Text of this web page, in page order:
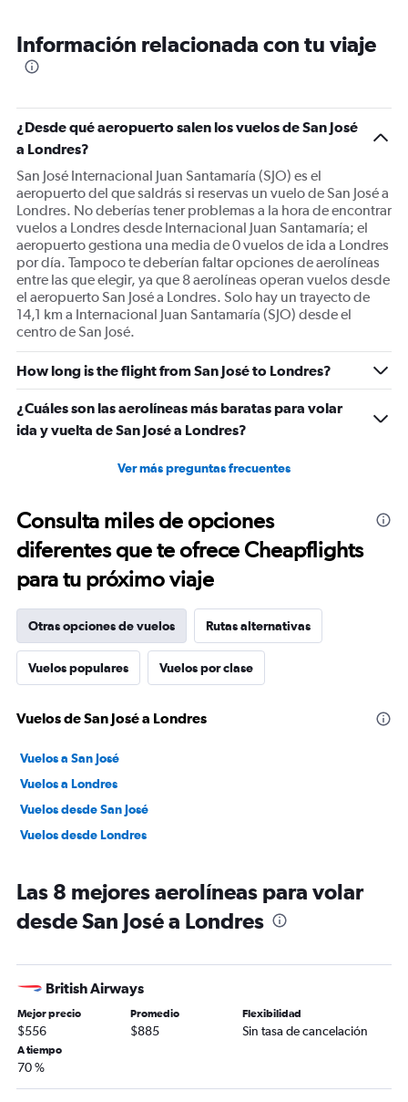
Información relacionada con tu viaje
¿Desde qué aeropuerto salen los vuelos de San José
a Londres?
San José Internacional Juan Santamaría (SJO) es el
aeropuerto del que saldrás si reservas un vuelo de San José a
Londres. No deberías tener problemas a la hora de encontrar
vuelos a Londres desde Internacional Juan Santamaría; el
aeropuerto gestiona una media de 0 vuelos de ida a Londres
por día. Tampoco te deberían faltar opciones de aerolíneas
entre las que elegir, ya que 8 aerolíneas operan vuelos desde
el aeropuerto San José a Londres. Solo hay un trayecto de
14,1 km a Internacional Juan Santamaría (SJO) desde el
centro de San José.
How long is the flight from San José to Londres?
¿Cuáles son las aerolíneas más baratas para volar
ida y vuelta de San José a Londres?
Ver más preguntas frecuentes
Consulta miles de opciones
diferentes que te ofrece Cheapflights
para tu próximo viaje
Otras opciones de vuelos Rutas alternativas
Vuelos populares Vuelos por clase
Vuelos de San José a Londres
Vuelos a San José
Vuelos a Londres
Vuelos desde San José
Vuelos desde Londres
Las 8 mejores aerolíneas para volar
desde San José a Londres
British Airways
Mejor precio
$556
Promedio
$885
Flexibilidad
Sin tasa de cancelación
A tiempo
70 %